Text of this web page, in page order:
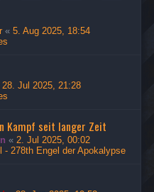
« 5. Aug 2025, 18:54
28. Jul 2025, 21:28
Kampf seit langer Zeit
« 2. Jul 2025, 00:02
- 278th Engel der Apokalypse